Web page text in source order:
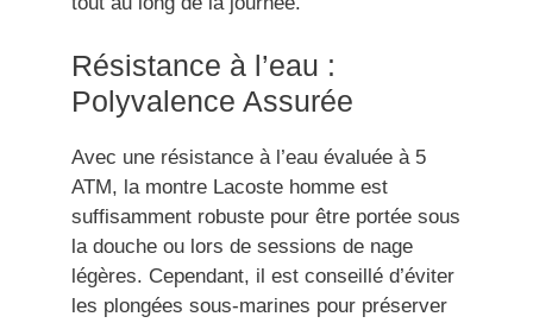
Résistance à l’eau :
Polyvalence Assurée
Avec une résistance à l’eau évaluée à 5
ATM, la montre Lacoste homme est
suffisamment robuste pour être portée sous
la douche ou lors de sessions de nage
légères. Cependant, il est conseillé d’éviter
les plongées sous-marines pour préserver